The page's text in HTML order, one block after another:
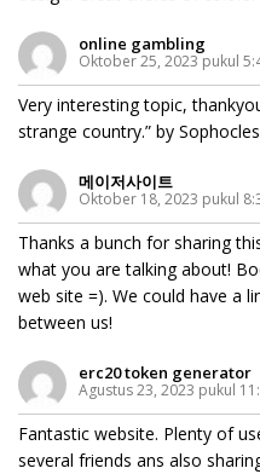
online gambling
Oktober 25, 2023 pukul
Very interesting topic,
strange country.” by
메이저사이트
Oktober 18, 2023 pukul
Thanks a bunch for sharing
what you are talking about!
web site =). We could have a
between us!
erc20 token generator
Agustus 23, 2023 pukul
Fantastic website. Plenty of
several friends ans also